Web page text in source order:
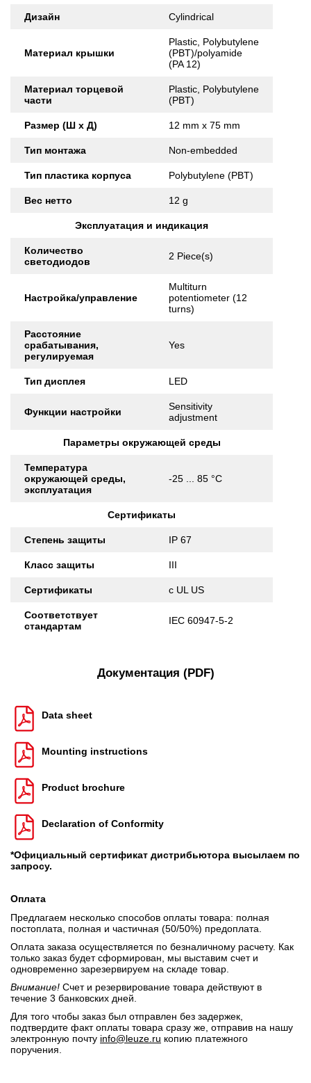
Дизайн Cylindrical
Материал крышки
Plastic, Polybutylene
(PBT)/polyamide
(PA 12)
Материал торцевой
части
Plastic, Polybutylene
(PBT)
Размер (Ш x Д) 12 mm x 75 mm
Тип монтажа Non-embedded
Тип пластика корпуса Polybutylene (PBT)
Вес нетто 12 g
Эксплуатация и индикация
Количество
светодиодов
2 Piece(s)
Настройка/управление
Multiturn
potentiometer (12
turns)
Расстояние
срабатывания,
регулируемая
Yes
Тип дисплея LED
Функции настройки
Sensitivity
adjustment
Параметры окружающей среды
Температура
окружающей среды,
эксплуатация
-25 ... 85 °C
Сертификаты
Степень защиты IP 67
Класс защиты III
Сертификаты c UL US
Соответствует
стандартам
IEC 60947-5-2
Документация (PDF)
Data sheet
Mounting instructions
Product brochure
Declaration of Conformity
*Официальный сертификат дистрибьютора высылаем по
запросу.
Оплата
Предлагаем несколько способов оплаты товара: полная
постоплата, полная и частичная (50/50%) предоплата.
Оплата заказа осуществляется по безналичному расчету. Как
только заказ будет сформирован, мы выставим счет и
одновременно зарезервируем на складе товар.
Внимание! Счет и резервирование товара действуют в
течение 3 банковских дней.
Для того чтобы заказ был отправлен без задержек,
подтвердите факт оплаты товара сразу же, отправив на нашу
электронную почту info@leuze.ru копию платежного
поручения.